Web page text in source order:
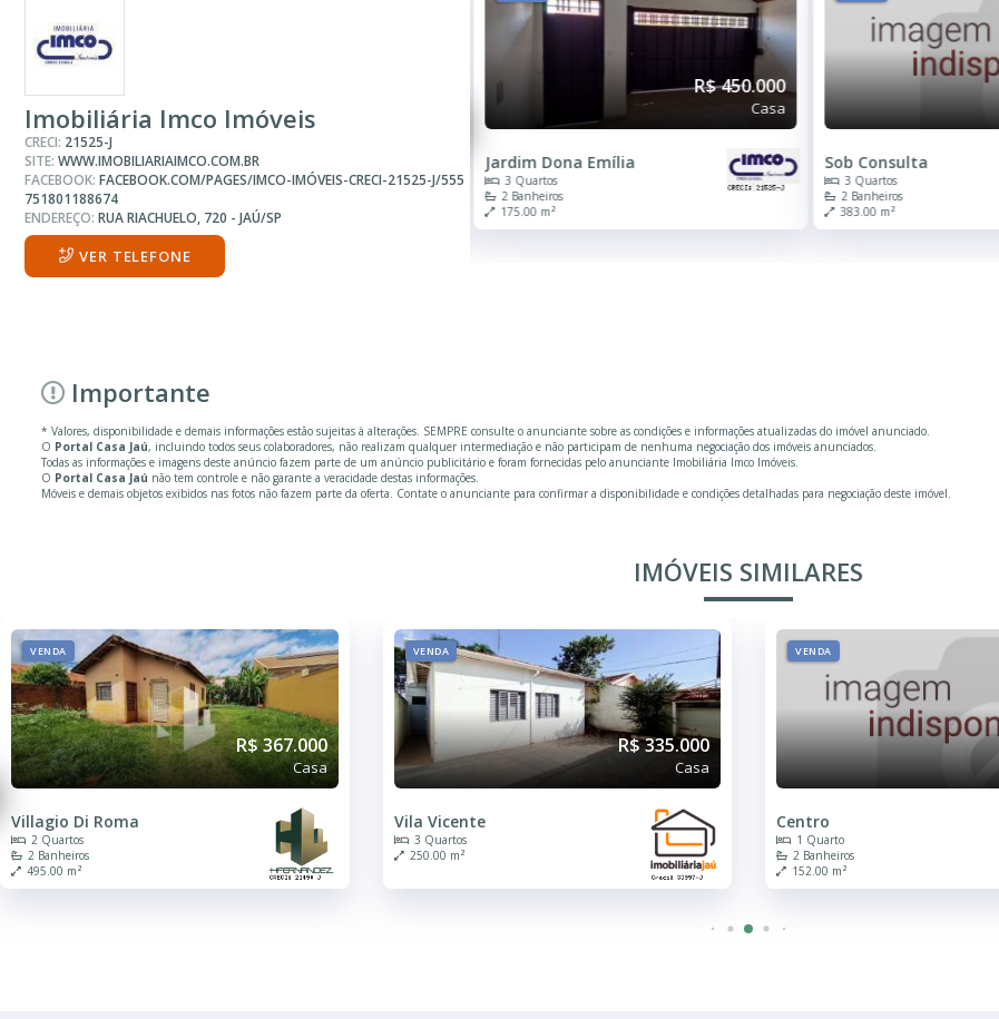
Imobiliária Imco Imóveis
CRECI: 21525-J
SITE: WWW.IMOBILIARIAIMCO.COM.BR
FACEBOOK: FACEBOOK.COM/PAGES/IMCO-IMÓVEIS-CRECI-21525-J/555
751801188674
ENDEREÇO: RUA RIACHUELO, 720 - JAÚ/SP
VER TELEFONE
Jardim Brasilia
2 Banheiros
R$ 450.000
Casa
Jardim Dona Emília
3 Quartos
2 Banheiros
175.00 m²
Sob Consulta
3 Quartos
2 Banheiros
383.00 m²
Importante
* Valores, disponibilidade e demais informações estão sujeitas à alterações. SEMPRE consulte o anunciante sobre as condições e informações atualizadas do imóvel anunciado.
O Portal Casa Jaú, incluindo todos seus colaboradores, não realizam qualquer intermediação e não participam de nenhuma negociação dos imóveis anunciados.
Todas as informações e imagens deste anúncio fazem parte de um anúncio publicitário e foram fornecidas pelo anunciante Imobiliária Imco Imóveis.
O Portal Casa Jaú não tem controle e não garante a veracidade destas informações.
Móveis e demais objetos exibidos nas fotos não fazem parte da oferta. Contate o anunciante para confirmar a disponibilidade e condições detalhadas para negociação deste imóvel.
IMÓVEIS SIMILARES
VENDA
R$ 367.000
Casa
Villagio Di Roma
2 Quartos
2 Banheiros
495.00 m²
VENDA
R$ 335.000
Casa
Vila Vicente
3 Quartos
250.00 m²
VENDA
Centro
1 Quarto
2 Banheiros
152.00 m²